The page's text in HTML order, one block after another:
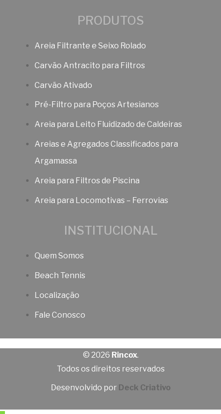
PRODUTOS
Areia Filtrante e Seixo Rolado
Carvão Antracito para Filtros
Carvão Ativado
Pré-Filtro para Poços Artesianos
Areia para Leito Fluidizado de Caldeiras
Areias e Agregados Classificados para
Argamassa
Areia para Filtros de Piscina
Areia para Locomotivas – Ferrovias
INSTITUCIONAL
Quem Somos
Beach Tennis
Localização
Fale Conosco
© 2026 Rincox.
Todos os direitos reservados
Desenvolvido por Deck Criativo